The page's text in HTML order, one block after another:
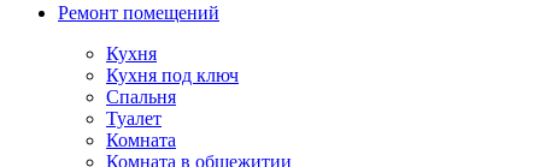
Ремонт помещений
Кухня
Кухня под ключ
Спальня
Туалет
Комната
Комната в общежитии